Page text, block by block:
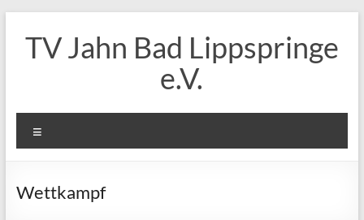
Inhalt
springen
TV Jahn Bad Lippspringe
e.V.
Wettkampf